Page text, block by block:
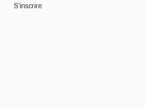
S'inscrire